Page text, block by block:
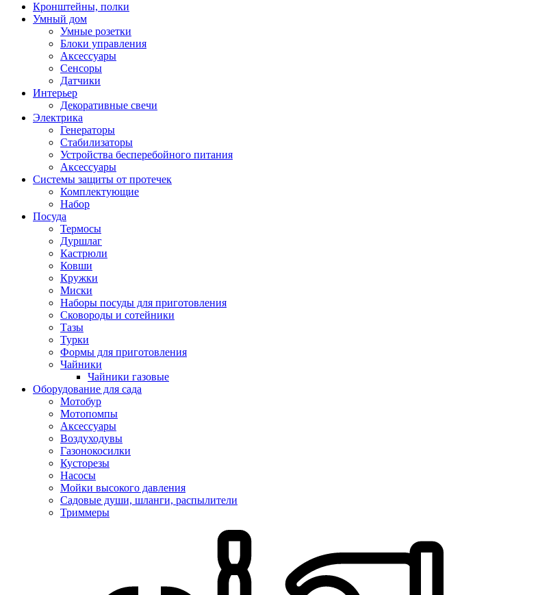
Кронштейны, полки
Умный дом
Умные розетки
Блоки управления
Аксессуары
Сенсоры
Датчики
Интерьер
Декоративные свечи
Электрика
Генераторы
Стабилизаторы
Устройства бесперебойного питания
Аксессуары
Системы защиты от протечек
Комплектующие
Набор
Посуда
Термосы
Дуршлаг
Кастрюли
Ковши
Кружки
Миски
Наборы посуды для приготовления
Сковороды и сотейники
Тазы
Турки
Формы для приготовления
Чайники
Чайники газовые
Оборудование для сада
Мотобур
Мотопомпы
Аксессуары
Воздуходувы
Газонокосилки
Кусторезы
Насосы
Мойки высокого давления
Садовые души, шланги, распылители
Триммеры